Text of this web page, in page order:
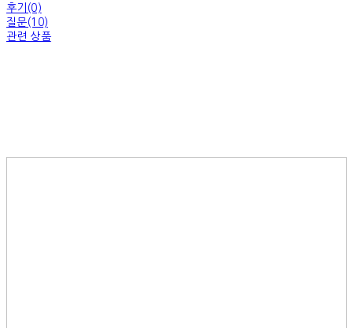
후기(0)
질문(10)
관련 상품